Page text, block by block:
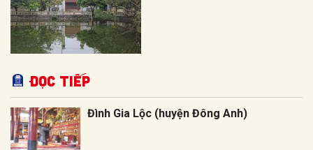
Đọc tiếp
Đình Gia Lộc (huyện Đông Anh)